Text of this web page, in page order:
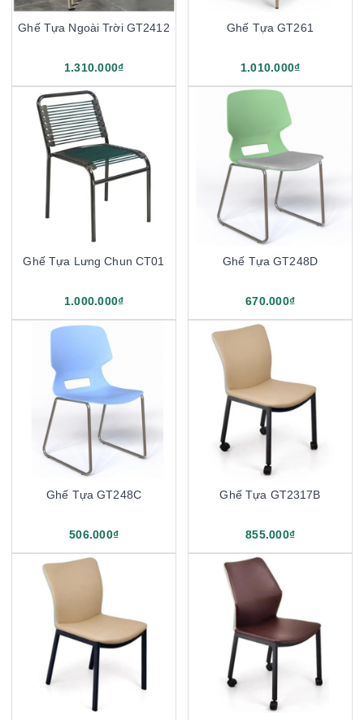
Ghế Tựa Ngoài Trời GT2412
1.310.000₫
Ghế Tựa GT261
1.010.000₫
Ghế Tựa Lưng Chun CT01
1.000.000₫
Ghế Tựa GT248D
670.000₫
Ghế Tựa GT248C
506.000₫
Ghế Tựa GT2317B
855.000₫